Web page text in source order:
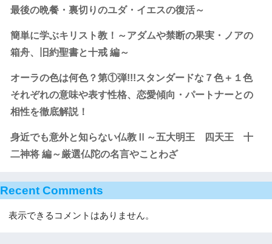
最後の晩餐・裏切りのユダ・イエスの復活～
簡単に学ぶキリスト教！～アダムや禁断の果実・ノアの
箱舟、旧約聖書と十戒 編～
オーラの色は何色？第①弾!!!スタンダードな７色＋１色
それぞれの意味や表す性格、恋愛傾向・パートナーとの
相性を徹底解説！
身近でも意外と知らない仏教Ⅱ～五大明王 四天王 十
二神将 編～厳選仏陀の名言やことわざ
Recent Comments
表示できるコメントはありません。